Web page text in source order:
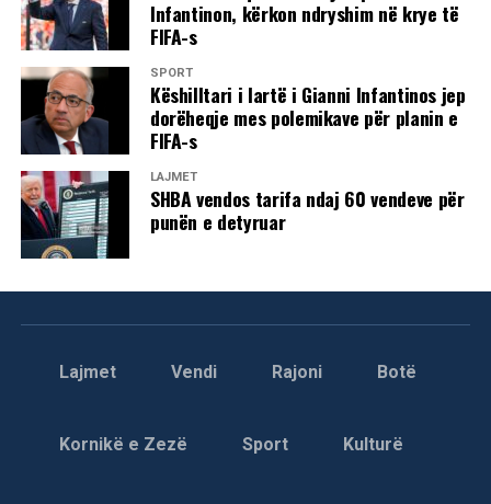
(Java e Kritikës)./A.K/Infantinon, kërkon ndryshim në krye të
FIFA-s
SPORT
Këshilltari i lartë i Gianni Infantinos jep
dorëheqje mes polemikave për planin e
FIFA-s
LAJMET
SHBA vendos tarifa ndaj 60 vendeve për
punën e detyruar
Lajmet Vendi Rajoni Botë
Kornikë e Zezë Sport Kulturë